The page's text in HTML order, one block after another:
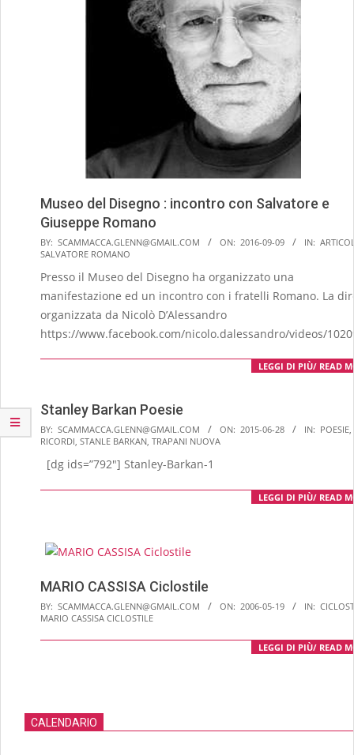
Museo del Disegno : incontro con Salvatore e
Giuseppe Romano
2016-
09-
09
BY: SCAMMACCA.GLENN@GMAIL.COM ON: 2016-09-09 IN:
SALVATORE ROMANO
Presso il Museo del Disegno ha organizzato una
manifestazione ed un incontro con i fratelli Romano. La
organizzata da Nicolò D’Alessandro
https://www.facebook.com/nicolo.dalessandro/videos/
LEGGI DI PIÙ/ READ
Stanley Barkan Poesie
2015-
06-
28
BY: SCAMMACCA.GLENN@GMAIL.COM ON: 2015-06-28 IN: POESIE,
RICORDI, STANLE BARKAN, TRAPANI NUOVA
[dg ids=”792″] Stanley-Barkan-1
LEGGI DI PIÙ/ READ
MARIO CASSISA Ciclostile
2006-
05-
19
BY: SCAMMACCA.GLENN@GMAIL.COM ON: 2006-05-19 IN:
MARIO CASSISA CICLOSTILE
LEGGI DI PIÙ/ READ
CALENDARIO